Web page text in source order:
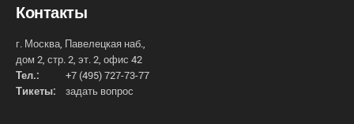
Контакты
г. Москва, Павелецкая наб.,
дом 2, стр. 2, эт. 2, офис 42
Тел.:
+7 (495) 727-73-77
Тикеты:
задать вопрос